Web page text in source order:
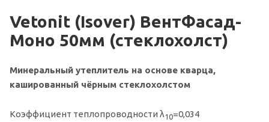
Vetonit (Isover) ВентФасад-
Моно 50мм (стеклохолст)
Минеральный утеплитель на основе кварца,
кашированный чёрным стеклохолстом
Коэффициент теплопроводности λ10=0,034